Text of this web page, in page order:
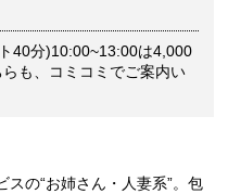
40分)10:00~13:00は4,000
も、コミコミでご案内い
の“お姉さん・人妻系”。包